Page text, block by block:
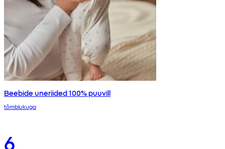
Beebide uneriided 100% puuvill
tõmblukuga
6